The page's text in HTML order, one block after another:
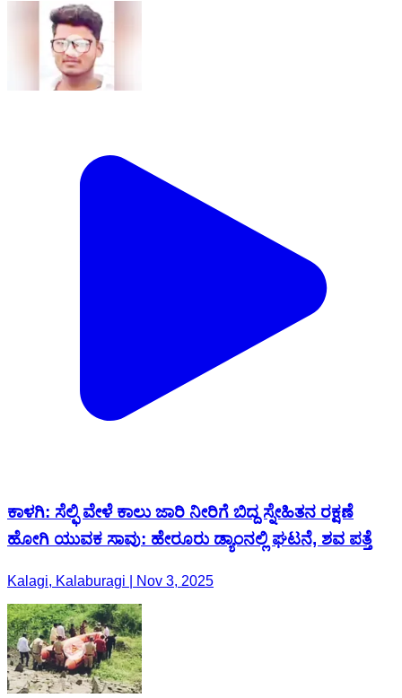
ಕಾಳಗಿ: ಸೆಲ್ಫಿ ವೇಳೆ ಕಾಲು ಜಾರಿ ನೀರಿಗೆ ಬಿದ್ದ ಸ್ನೇಹಿತನ ರಕ್ಷಣೆ
ಹೋಗಿ ಯುವಕ ಸಾವು: ಹೇರೂರು ಡ್ಯಾಂನಲ್ಲಿ ಘಟನೆ, ಶವ ಪತ್ತೆ
Kalagi, Kalaburagi | Nov 3, 2025